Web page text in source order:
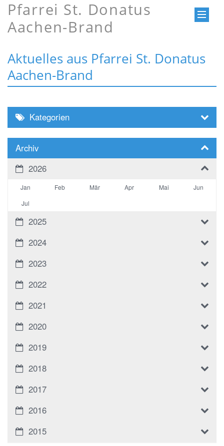
Pfarrei St. Donatus
Aachen-Brand
Aktuelles aus Pfarrei St. Donatus
Aachen-Brand
Kategorien
Archiv
2026
Jan Feb Mär Apr Mai
Jun
Jul
2025
2024
2023
2022
2021
2020
2019
2018
2017
2016
2015